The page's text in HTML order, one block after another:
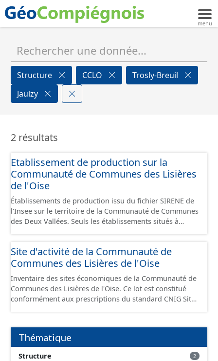
Structure CCLO
Trosly-Breuil
Jaulzy
2 résultats
Etablissement de production sur la
Communauté de Communes des Lisières
de l'Oise
Établissements de production issu du fichier SIRENE de
l'Insee sur le territoire de la Communauté de Communes
des Deux Vallées. Seuls les établissements situés à
conformément aux prescriptions du standard CNIG Sites
Économiques. Ce lot ne contient pas la référence aux
delà des prescriptions du CNIG se limitant aux SCI.
Site d'activité de la Communauté de
Communes des Lisières de l'Oise
Inventaire des sites économiques de la Communauté de
Communes des Lisières de l'Oise. Ce lot est constitué
conformément aux prescriptions du standard CNIG Sites
Thématique
Structure 2